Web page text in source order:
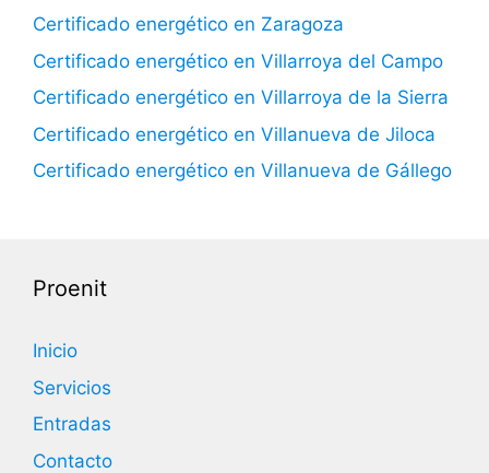
Certificado energético en Zaragoza
Certificado energético en Villarroya del Campo
Certificado energético en Villarroya de la Sierra
Certificado energético en Villanueva de Jiloca
Certificado energético en Villanueva de Gállego
Proenit
Inicio
Servicios
Entradas
Contacto